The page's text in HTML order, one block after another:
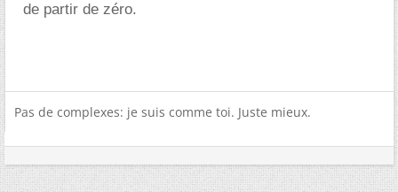
de partir de zéro.
Pas de complexes: je suis comme toi. Juste mieux.